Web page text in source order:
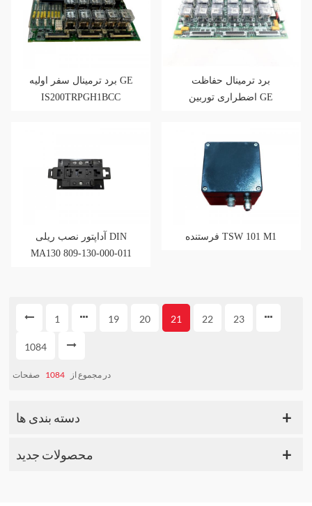
برد ترمینال سفر اولیه GE
IS200TRPGH1BCC
برد ترمینال حفاظت
اضطراری توربین GE
آداپتور نصب ریلی DIN
MA130 809-130-000-011
فرستنده TSW 101 M1
1 19 20 21 22 23
1084
در مجموع از 1084 صفحات
دسته بندی ها
محصولات جدید